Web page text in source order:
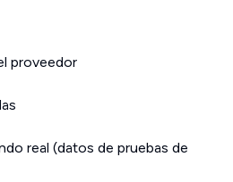
proveedor
real (datos de pruebas de